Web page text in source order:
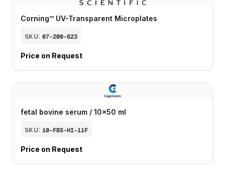
Corning™ UV-Transparent Microplates
SKU: 07-200-623
Price on Request
fetal bovine serum / 10x50 ml
SKU: 10-FBS-HI-11F
Price on Request